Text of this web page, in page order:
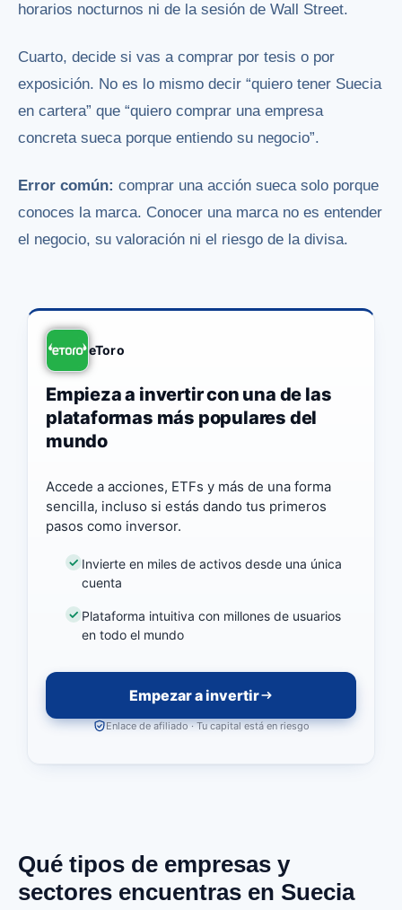
horarios nocturnos ni de la sesión de Wall Street.
Cuarto, decide si vas a comprar por tesis o por
exposición. No es lo mismo decir “quiero tener Suecia
en cartera” que “quiero comprar una empresa
concreta sueca porque entiendo su negocio”.
Error común: comprar una acción sueca solo porque
conoces la marca. Conocer una marca no es entender
el negocio, su valoración ni el riesgo de la divisa.
eToro
Empieza a invertir con una de las
plataformas más populares del
mundo
Accede a acciones, ETFs y más de una forma
sencilla, incluso si estás dando tus primeros
pasos como inversor.
Invierte en miles de activos desde una única
cuenta
Plataforma intuitiva con millones de usuarios
en todo el mundo
Empezar a invertir
Enlace de afiliado · Tu capital está en riesgo
Qué tipos de empresas y
sectores encuentras en Suecia